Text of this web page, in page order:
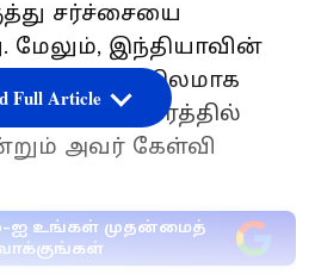
சர்ச்சையை
மேலும், இந்தியாவின்
மாநிலமாக
பொருளாதாரத்தில்
அவர் கேள்வி
ஐ உங்கள் முதன்மைத்
Full Article